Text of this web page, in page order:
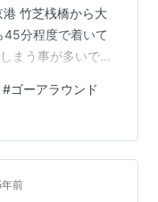
竹芝桟橋から大
45分程度で着いて
まう事が多いです
玉が２つ、条件付
場合は 羽田に引き
接地と思いきや
」フルスロットル
ちど 着陸にチャ
#ゴーアラウンド
年前